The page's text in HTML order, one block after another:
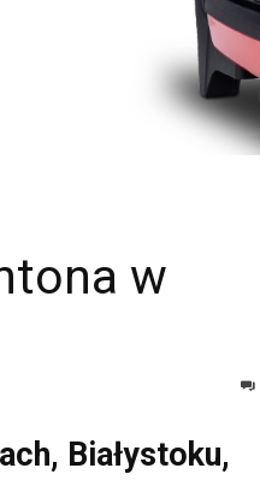
w
Białystoku,